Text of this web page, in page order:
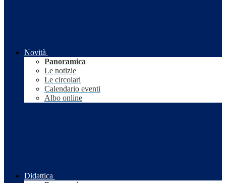
Novità
Panoramica
Le notizie
Le circolari
Calendario eventi
Albo online
Didattica